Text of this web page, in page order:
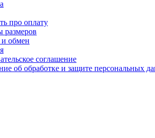
про оплату
размеров
и обмен
соглашение
об обработке и защите персональных